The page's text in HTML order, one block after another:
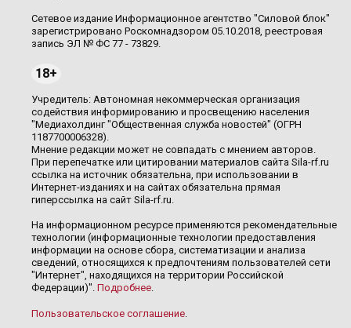
Сетевое издание Информационное агентство "Силовой блок"
зарегистрировано Роскомнадзором 05.10.2018, реестровая
запись ЭЛ № ФС 77 - 73829.
18+
Учредитель: Автономная некоммерческая организация
содействия информированию и просвещению населения
"Медиахолдинг "Общественная служба новостей" (ОГРН
1187700006328).
Мнение редакции может не совпадать с мнением авторов.
При перепечатке или цитировании материалов сайта Sila-rf.ru
ссылка на источник обязательна, при использовании в
Интернет-изданиях и на сайтах обязательна прямая
гиперссылка на сайт Sila-rf.ru.
На информационном ресурсе применяются рекомендательные
технологии (информационные технологии предоставления
информации на основе сбора, систематизации и анализа
сведений, относящихся к предпочтениям пользователей сети
"Интернет", находящихся на территории Российской
Федерации)". Подробнее.
Пользовательское соглашение.